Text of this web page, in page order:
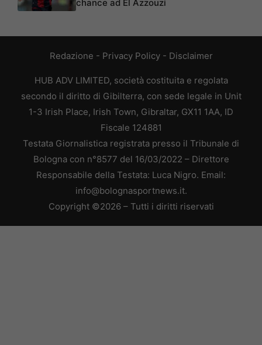
chance ad El Azzouzi
Redazione - Privacy Policy- Disclaimer
HUB ADV LIMITED, società costituita e regolata
secondo il diritto di Gibilterra, con sede legale in Unit
1-3 Irish Place, Irish Town, Gibraltar, GX11 1AA, ID
Fiscale 124881
Testata Giornalistica registrata presso il Tribunale di
Bologna con n°8577 del 16/03/2022 – Direttore
Responsabile della Testata: Luca Nigro. Email:
info@bolognasportnews.it.
Copyright ©2026 – Tutti i diritti riservati